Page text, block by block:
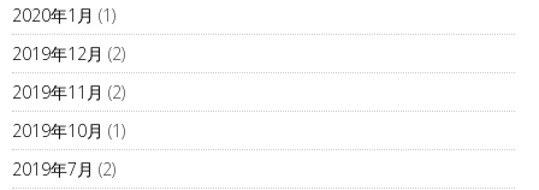
2020年1月 (1)
2019年12月 (2)
2019年11月 (2)
2019年10月 (1)
2019年7月 (2)